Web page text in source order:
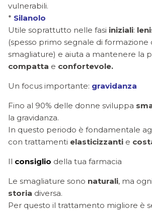
vulnerabili.
* Silanolo
Utile soprattutto nelle fasi iniziali:
(spesso primo segnale di formazione
smagliature) e aiuta a mantenere la
compatta e confortevole.
Un focus importante: gravidanza
Fino al 90% delle donne sviluppa
la gravidanza.
In questo periodo è fondamentale
con trattamenti elasticizzanti e
Il consiglio della tua farmacia
Le smagliature sono naturali, ma
storia diversa.
Per questo il trattamento migliore è